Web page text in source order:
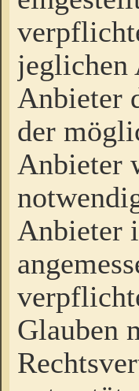
jeglichen
Anbieter
der
Anbieter
Anbieter
Glauben